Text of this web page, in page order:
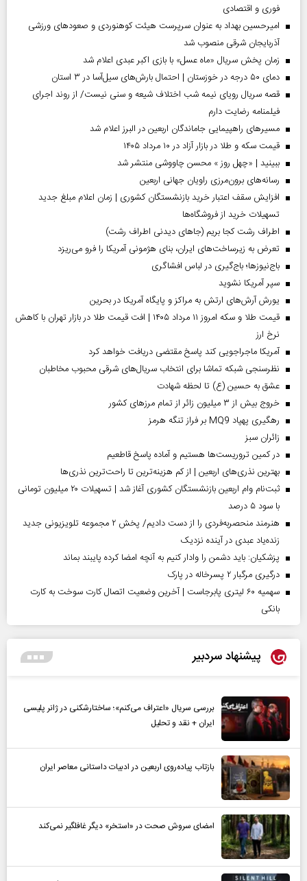
فوری و اقتصادی
امیرحسین بهداد به عنوان سرپرست هیئت کوهنوردی و صعودهای ورزشی
آذربایجان شرقی منصوب شد
زمان پخش سریال «ماه عسل» با بازی اکبر عبدی اعلام شد
دمای ۵۰ درجه در خوزستان | احتمال بارش‌های سیل‌آسا در ۳ استان
قصه سریال رویای نیمه شب اختلاف شیعه و سنی نیست/ از روند اجرای
فیلمنامه رضایت دارم
مسیر‌های راهپیمایی جاماندگان اربعین در البرز اعلام شد
قیمت سکه و طلا در بازار آزاد در ۱۰ مرداد ۱۴۰۵
ببینید | «چهل روز » محسن چاووشی منتشر شد
رسانه‌های برون‌مرزی راویان جهانی اربعین
افزایش سقف اعتبار خرید بازنشستگان کشوری | زمان اعلام مبلغ جدید
تسهیلات خرید از فروشگاه‌ها
اطراف رشت کجا بریم (جاهای دیدنی اطراف رشت)
تعرض به زیرساخت‌های ایران، بنای هژمونی آمریکا را فرو می‌ریزد
باج‌نیوزها؛ باج‌گیری در لباس افشاگری
سپر آمریکا نشوید
یورش آرش‌های ارتش به مراکز و پایگاه‌ آمریکا در بحرین
قیمت طلا و سکه امروز ۱۱ مرداد ۱۴۰۵ | افت قیمت طلا در بازار تهران با کاهش
نرخ ارز
آمریکا ماجراجویی کند پاسخ مقتضی دریافت خواهد کرد
نظرسنجی شبکه تماشا برای انتخاب سریال‌های شرقی محبوب مخاطبان
عشق به حسین (ع) تا لحظه شهادت
خروج بیش از ۳ میلیون زائر از تمام مرز‌های کشور
رهگیری پهپاد MQ9 بر فراز تنگه هرمز
‌زائران سبز
در کمین تروریست‌ها هستیم و آماده پاسخ قاطعیم
بهترین نذری‌های اربعین | از کم هزینه‌ترین تا راحت‌ترین نذری‌ها
ثبت‌نام وام اربعین بازنشستگان کشوری آغاز شد | تسهیلات ۲۰ میلیون تومانی
با سود ۵ درصد
هنرمند منحصر‌به‌فردی را از دست دادیم/ پخش ۲ مجموعه تلویزیونی جدید
زنده‌یاد عبدی در آینده نزدیک
پزشکیان: باید دشمن را وادار کنیم به آنچه امضا کرده پایبند بماند
درگیری مرگبار ۲ پسرخاله در پارک
سهمیه ۶۰ لیتری پابرجاست | آخرین وضعیت اتصال کارت سوخت به کارت
بانکی
پیشنهاد سردبیر
بررسی سریال «اعتراف می‌کنم»؛ ساختارشکنی در ژانر پلیسی
ایران + نقد و تحلیل
بازتاب پیاده‌روی اربعین در ادبیات داستانی معاصر ایران
امضای سروش صحت در «استخر» دیگر غافلگیر نمی‌کند